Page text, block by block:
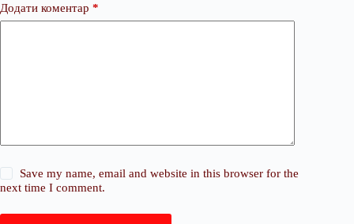
Додати коментар *
Save my name, email and website in this browser for the
next time I comment.